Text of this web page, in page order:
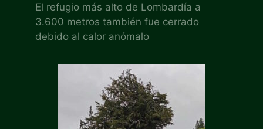
El refugio más alto de Lombardía a
3.600 metros también fue cerrado
debido al calor anómalo